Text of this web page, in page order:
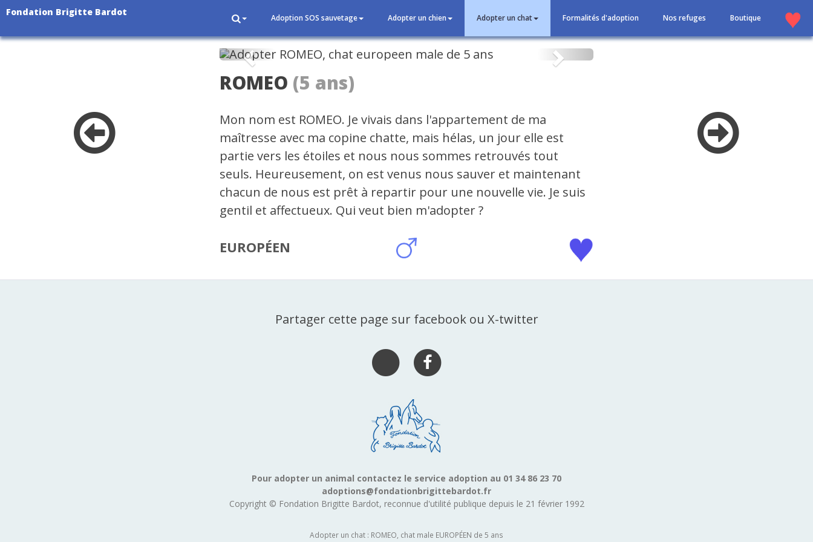
Fondation Brigitte Bardot
Adoption SOS sauvetage Adopter un chien Adopter un chat Formalités d'adoption Nos refuges Boutique
Précédent Suivant
ROMEO (5 ans)
Mon nom est ROMEO. Je vivais dans l'appartement de ma
maîtresse avec ma copine chatte, mais hélas, un jour elle est
partie vers les étoiles et nous nous sommes retrouvés tout
seuls. Heureusement, on est venus nous sauver et maintenant
chacun de nous est prêt à repartir pour une nouvelle vie. Je suis
gentil et affectueux. Qui veut bien m'adopter ?
EUROPÉEN
Partager cette page sur facebook ou X-twitter
Pour adopter un animal contactez le service adoption au 01 34 86 23 70
adoptions@fondationbrigittebardot.fr
Copyright © Fondation Brigitte Bardot, reconnue d'utilité publique depuis le 21 février 1992
Adopter un chat : ROMEO, chat male EUROPÉEN de 5 ans